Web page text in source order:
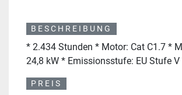
BESCHREIBUNG
* 2.434 Stunden * Motor: Cat C1.7 *
24,8 kW * Emissionsstufe: EU Stufe V
PREIS